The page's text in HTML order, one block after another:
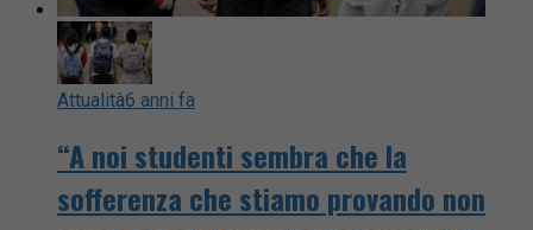
Attualità6 anni fa
“A noi studenti sembra che la
sofferenza che stiamo provando non